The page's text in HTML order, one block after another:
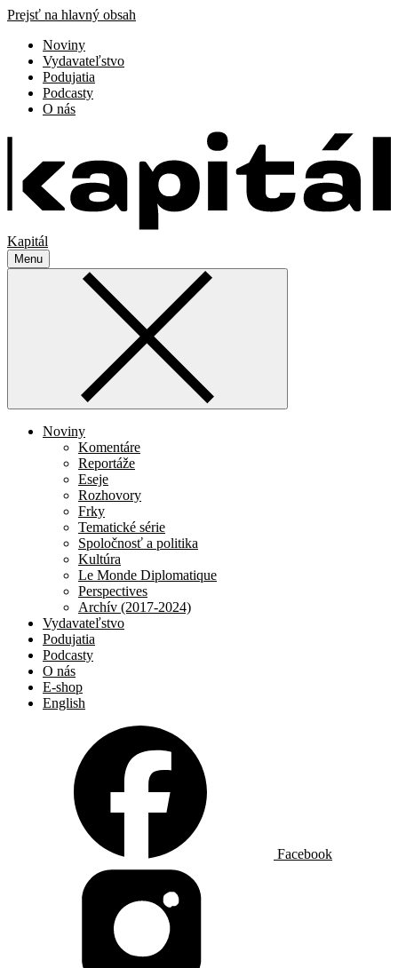
Prejsť na hlavný obsah
Noviny
Vydavateľstvo
Podujatia
Podcasty
O nás
Kapitál
Menu
Noviny
Komentáre
Reportáže
Eseje
Rozhovory
Frky
Tematické série
Spoločnosť a politika
Kultúra
Le Monde Diplomatique
Perspectives
Archív (2017-2024)
Vydavateľstvo
Podujatia
Podcasty
O nás
E-shop
English
Facebook